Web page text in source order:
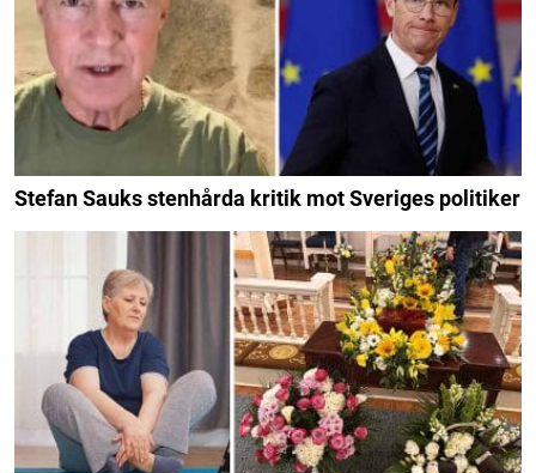
Stefan Sauks stenhårda kritik mot Sveriges politiker